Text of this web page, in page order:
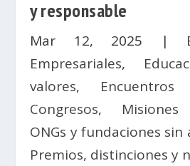
y responsable
Mar 12, 2025 |
Empresariales,
valores,
Congresos,
ONGs y fundaciones
Premios, distinciones y